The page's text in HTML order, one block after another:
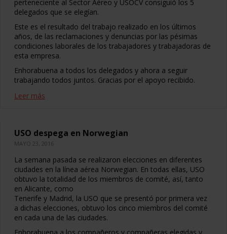
perteneciente al Sector Aéreo y USOCV consiguió los 5
delegados que se elegían.
Este es el resultado del trabajo realizado en los últimos
años, de las reclamaciones y denuncias por las pésimas
condiciones laborales de los trabajadores y trabajadoras de
esta empresa.
Enhorabuena a todos los delegados y ahora a seguir
trabajando todos juntos. Gracias por el apoyo recibido.
Leer más
USO despega en Norwegian
MAYO 23, 2016
La semana pasada se realizaron elecciones en diferentes
ciudades en la línea aérea Norwegian. En todas ellas, USO
obtuvo la totalidad de los miembros de comité, así, tanto
en Alicante, como
Tenerife y Madrid, la USO que se presentó por primera vez
a dichas elecciones, obtuvo los cinco miembros del comité
en cada una de las ciudades.